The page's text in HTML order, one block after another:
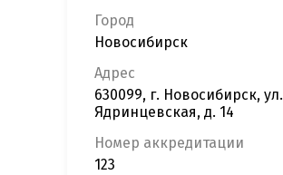
Город
Новосибирск
Адрес
630099, г. Новосибирск, ул.
Ядринцевская, д. 14
Номер аккредитации
123